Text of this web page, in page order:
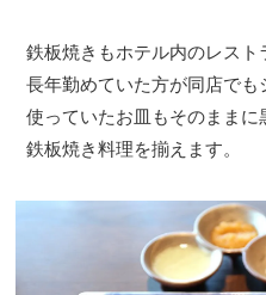
鉄板焼きもホテル内のレス
長年勤めていた方が同店で
使っていたお皿もそのまま
鉄板焼き料理を揃えます。